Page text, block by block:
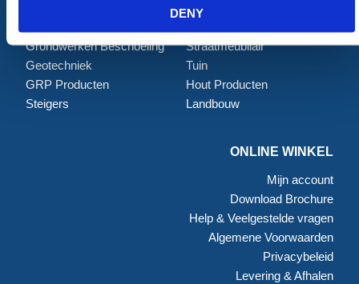
DENY
Grondwerken Beschoeiing
Geotechniek
GRP Producten
Steigers
Opslag
Straatmeubilair
Tuin
Hout Producten
Landbouw
ONLINE WINKEL
Mijn account
Download Brochure
Help & Veelgestelde vragen
Algemene Voorwaarden
Privacybeleid
Levering & Afhalen